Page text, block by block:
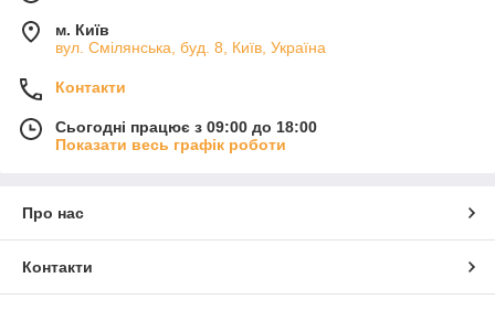
м. Київ
вул. Смілянська, буд. 8, Київ, Україна
Контакти
Сьогодні працює з 09:00 до 18:00
Показати весь графік роботи
Про нас
Контакти